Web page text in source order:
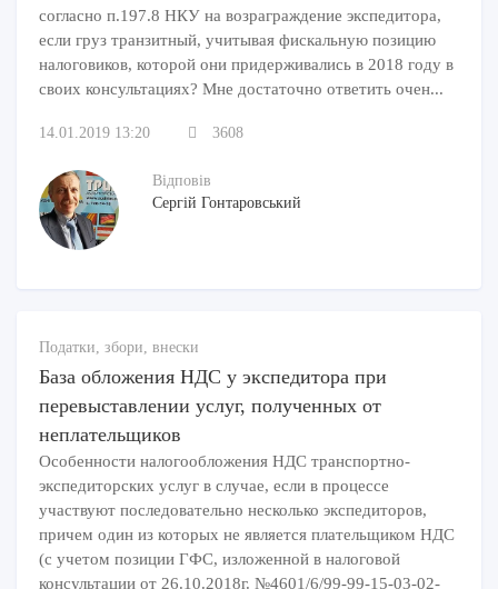
согласно п.197.8 НКУ на возраграждение экспедитора,
если груз транзитный, учитывая фискальную позицию
налоговиков, которой они придерживались в 2018 году в
своих консультациях? Мне достаточно ответить очен...
14.01.2019 13:20 3608
Відповів
Сергій Гонтаровський
Податки, збори, внески
База обложения НДС у экспедитора при
перевыставлении услуг, полученных от
неплательщиков
Особенности налогообложения НДС транспортно-
экспедиторских услуг в случае, если в процессе
участвуют последовательно несколько экспедиторов,
причем один из которых не является плательщиком НДС
(с учетом позиции ГФС, изложенной в налоговой
консультации от 26.10.2018г. №4601/6/99-99-15-03-02-